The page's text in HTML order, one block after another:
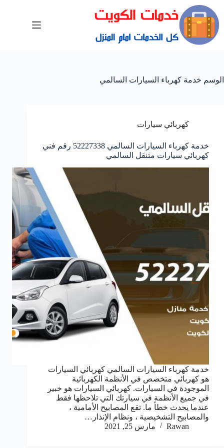
الوسم خدمة كهرباء السيارات السالمي
كهربائي سيارات
خدمة كهرباء السيارات السالمي 52227338 رقم فني
كهربائي سيارات متنقل السالمي
خدمة كهرباء السيارات السالمي كهربائي السيارات
هو كهربائي متخصص في الأنظمة الكهربائية
الموجودة في السيارات. كهربائي السيارات هو خبير
في جميع الأنظمة في سيارتك التي تلاحظها فقط
عندما يحدث خطأ ما. تقع المصابيح الأمامية ،
والمصابيح التشخيصية ، ونظام الإنذار…
Rawan
مارس 25, 2021